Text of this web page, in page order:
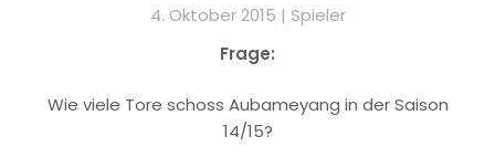
4. Oktober 2015 | Spieler
Frage:
Wie viele Tore schoss Aubameyang in der Saison
14/15?